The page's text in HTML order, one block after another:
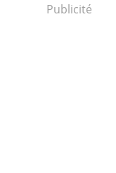
Publicité